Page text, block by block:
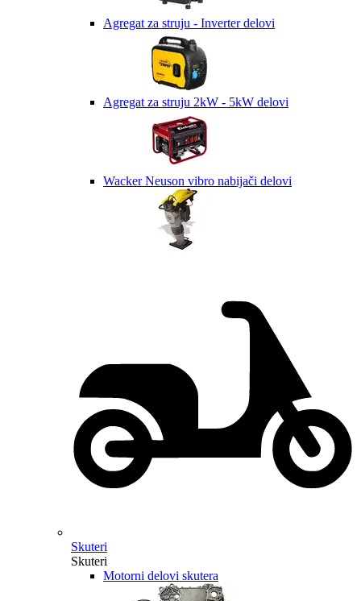
Agregat za struju - Inverter delovi
Agregat za struju 2kW - 5kW delovi
Wacker Neuson vibro nabijači delovi
Skuteri
Skuteri
Motorni delovi skutera